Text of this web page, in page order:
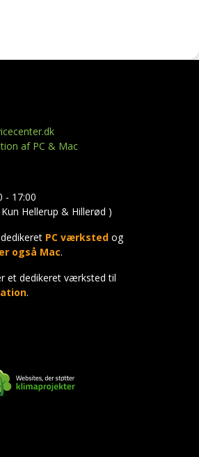
af PC & Mac
- 17:00
Hellerup & Hillerød )
PC værksted og
også Mac.
et dedikeret værksted til
.